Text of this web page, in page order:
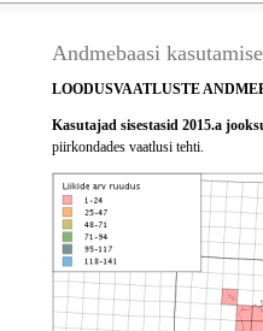
Andmebaasi
LOODUSVAATLUSTE
Kasutajad sisestasid 2015.a
piirkondades vaatlusi tehti.